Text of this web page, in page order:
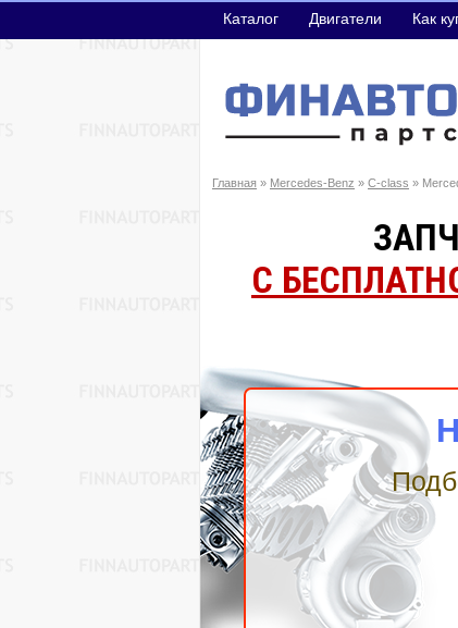
Каталог Двигатели Как
Главная » Mercedes-Benz » C-class »
С